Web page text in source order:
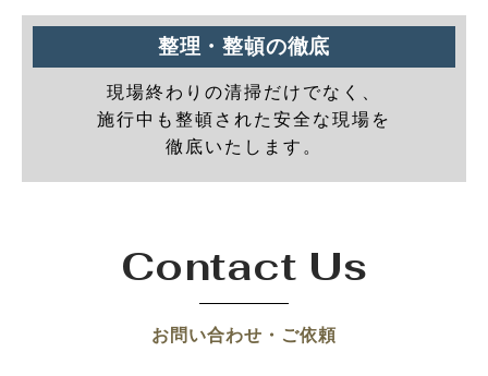
整理・整頓の徹底
現場終わりの清掃だけでなく、
施行中も整頓された安全な現場を
徹底いたします。
Contact Us
お問い合わせ・ご依頼